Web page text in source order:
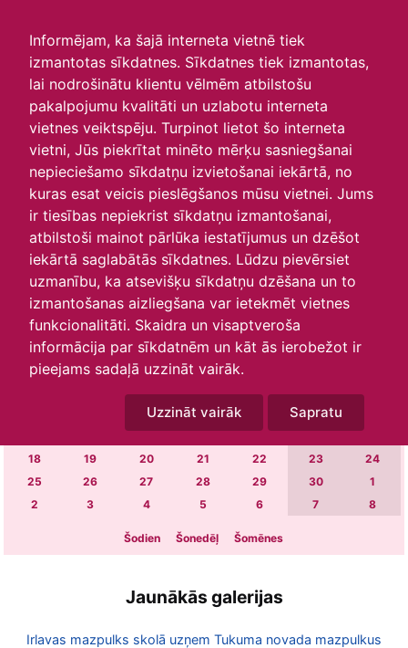
Informējam, ka šajā interneta vietnē tiek
izmantotas sīkdatnes. Sīkdatnes tiek izmantotas,
lai nodrošinātu klientu vēlmēm atbilstošu
pakalpojumu kvalitāti un uzlabotu interneta
vietnes veiktspēju. Turpinot lietot šo interneta
vietni, Jūs piekrītat minēto mērķu sasniegšanai
nepieciešamo sīkdatņu izvietošanai iekārtā, no
kuras esat veicis pieslēgšanos mūsu vietnei. Jums
ir tiesības nepiekrist sīkdatņu izmantošanai,
atbilstoši mainot pārlūka iestatījumus un dzēšot
iekārtā saglabātās sīkdatnes. Lūdzu pievērsiet
uzmanību, ka atsevišķu sīkdatņu dzēšana un to
izmantošanas aizliegšana var ietekmēt vietnes
funkcionalitāti. Skaidra un visaptveroša
informācija par sīkdatnēm un kāt ās ierobežot ir
pieejams sadaļā uzzināt vairāk.
Uzzināt vairāk Sapratu
Skats :
Aktuālie
Šodien Šonedēļ
Šomēnes
Arhīvs
O T S
6 7 9
13 14 15 16
18
19 20 21 22 23
24
25
26 27 28 29 30
1
2
3 4 5 6 7 8
Šodien Šonedēļ Šomēnes
Jaunākās galerijas
Irlavas mazpulks skolā uzņem Tukuma novada mazpulkus